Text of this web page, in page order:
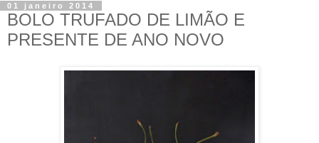
01 janeiro 2014
BOLO TRUFADO DE LIMÃO E
PRESENTE DE ANO NOVO